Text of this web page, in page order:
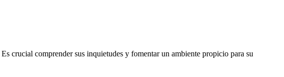
crucial comprender sus inquietudes y fomentar un ambiente propicio para su